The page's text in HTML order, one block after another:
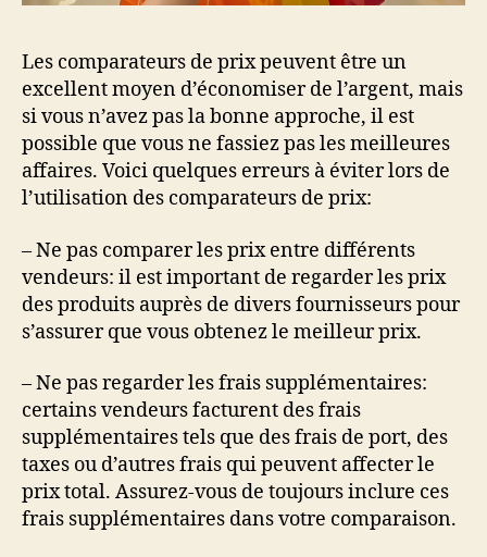
Les comparateurs de prix peuvent être un
excellent moyen d’économiser de l’argent, mais
si vous n’avez pas la bonne approche, il est
possible que vous ne fassiez pas les meilleures
affaires. Voici quelques erreurs à éviter lors de
l’utilisation des comparateurs de prix:
– Ne pas comparer les prix entre différents
vendeurs: il est important de regarder les prix
des produits auprès de divers fournisseurs pour
s’assurer que vous obtenez le meilleur prix.
– Ne pas regarder les frais supplémentaires:
certains vendeurs facturent des frais
supplémentaires tels que des frais de port, des
taxes ou d’autres frais qui peuvent affecter le
prix total. Assurez-vous de toujours inclure ces
frais supplémentaires dans votre comparaison.